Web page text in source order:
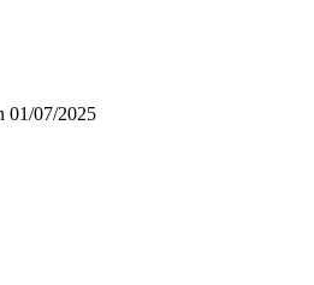
01/07/2025